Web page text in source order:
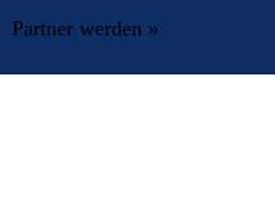
Partner werden »